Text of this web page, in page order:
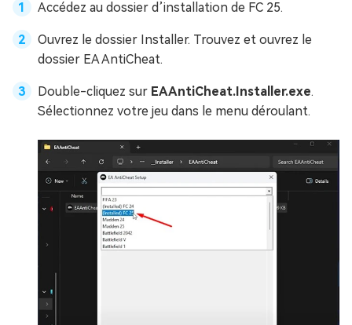
Accédez au dossier d’installation de FC 25.
Ouvrez le dossier Installer. Trouvez et ouvrez le
dossier EA AntiCheat.
Double-cliquez sur EAAntiCheat.Installer.exe.
Sélectionnez votre jeu dans le menu déroulant.